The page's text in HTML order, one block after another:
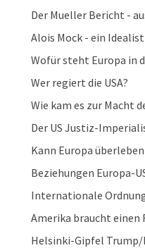
Der Mueller Bericht -
Alois Mock - ein Idealist
Wofür steht Europa in
Wer regiert die USA?
Wie kam es zur Macht
Der US Justiz-
Kann Europa überleben
Beziehungen Europa-
Internationale
Amerika braucht einen
Helsinki-Gipfel